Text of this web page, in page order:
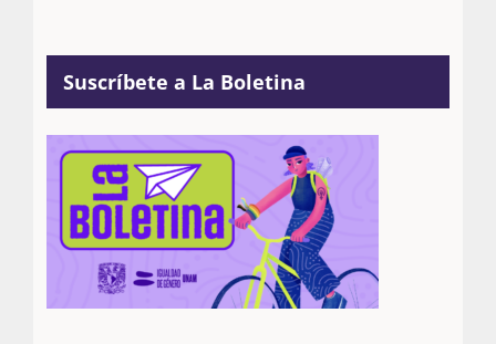
Suscríbete a La Boletina